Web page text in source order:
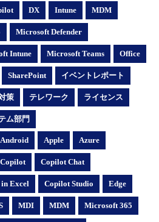
DX Intune MDM
Microsoft Defender
Intune Microsoft Teams Office
SharePoint イベントレポート
策 テレワーク ライセンス
ム部門
Android Apple Azure
Copilot Copilot Chat
Excel Copilot Studio Edge
MDI MDM Microsoft 365